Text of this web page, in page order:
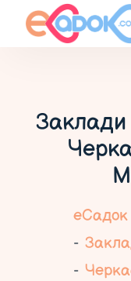
Заклади
еСадок